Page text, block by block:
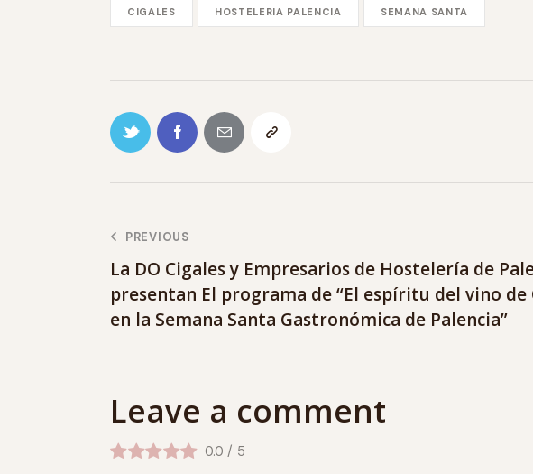
CIGALES HOSTELERIA PALENCIA SEMANA SANTA
PREVIOUS
La DO Cigales y Empresarios de Hostelería de
presentan El programa de “El espíritu del vino de
en la Semana Santa Gastronómica de Palencia”
Leave a comment
0.0 / 5